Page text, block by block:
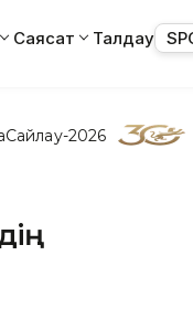
Саясат Талдау
Сайлау-2026